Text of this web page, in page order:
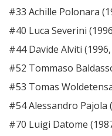
#33 Achille Polonara
#40 Luca Severini
#44 Davide Alviti
#52 Tommaso
#53 Tomas
#54 Alessandro Pajola
#70 Luigi Datome